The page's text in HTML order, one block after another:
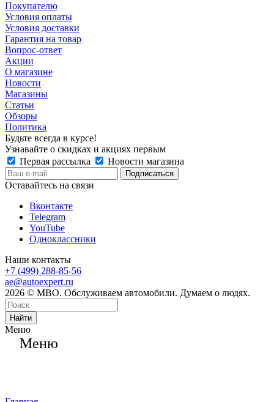
Покупателю
Условия оплаты
Условия доставки
Гарантия на товар
Вопрос-ответ
Акции
О магазине
Новости
Магазины
Статьи
Обзоры
Политика
Будьте всегда в курсе!
Узнавайте о скидках и акциях первым
Первая рассылка
Новости магазина
Оставайтесь на связи
Вконтакте
Telegram
YouTube
Одноклассники
Наши контакты
+7 (499) 288-85-56
ae@autoexpert.ru
2026 © МВО. Обслуживаем автомобили. Думаем о людях.
Найти
Меню
Меню